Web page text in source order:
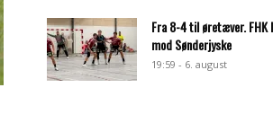
Fra 8-4 til øretæver. FHK
mod Sønderjyske
19:59 - 6. august